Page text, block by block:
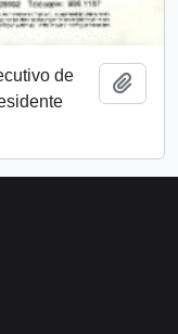
de